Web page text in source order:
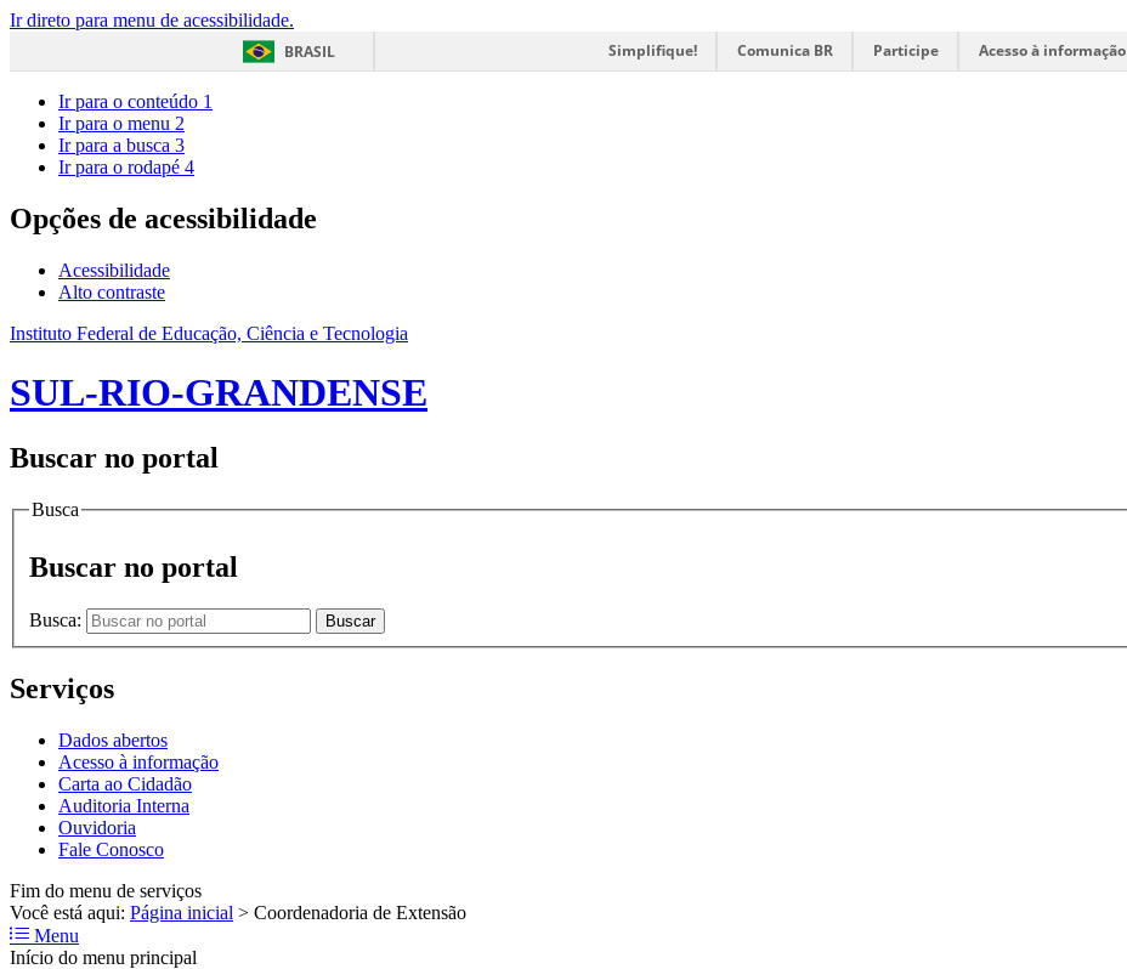
Ir direto para menu de acessibilidade.
BRASIL
Simplifique! Comunica BR Participe Acesso à informação
Ir para o conteúdo 1
Ir para o menu 2
Ir para a busca 3
Ir para o rodapé 4
Opções de acessibilidade
Acessibilidade
Alto contraste
Instituto Federal de Educação, Ciência e Tecnologia
SUL-RIO-GRANDENSE
Buscar no portal
Busca
Buscar no portal
Busca: Buscar
Serviços
Dados abertos
Acesso à informação
Carta ao Cidadão
Auditoria Interna
Ouvidoria
Fale Conosco
Fim do menu de serviços
Você está aqui: Página inicial > Coordenadoria de Extensão
Menu
Início do menu principal